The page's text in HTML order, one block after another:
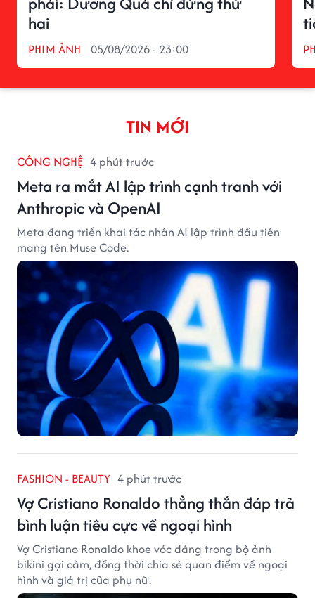
hai
PHIM ẢNH 05/08/2026 - 23:00
TIN MỚI
CÔNG NGHỆ 4 phút trước
Meta ra mắt AI lập trình cạnh tranh với
Anthropic và OpenAI
Meta đang triển khai tác nhân AI lập trình đầu tiên
mang tên Muse Code.
FASHION - BEAUTY 4 phút trước
Vợ Cristiano Ronaldo thẳng thắn đáp trả
bình luận tiêu cực về ngoại hình
Vợ Cristiano Ronaldo khoe vóc dáng trong bộ ảnh
bikini gợi cảm, đồng thời chia sẻ quan điểm về ngoại
hình và giá trị của phụ nữ.